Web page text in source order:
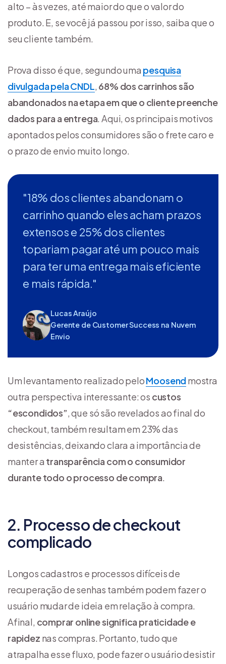
alto – às vezes, até maior do que o valor do
produto. E, se você já passou por isso, saiba que o
seu cliente também.
Prova disso é que, segundo uma pesquisa
divulgada pela CNDL, 68% dos carrinhos são
abandonados na etapa em que o cliente preenche
dados para a entrega. Aqui, os principais motivos
apontados pelos consumidores são o frete caro e
o prazo de envio muito longo.
"18% dos clientes abandonam o
carrinho quando eles acham prazos
extensos e 25% dos clientes
topariam pagar até um pouco mais
para ter uma entrega mais eficiente
e mais rápida."
Lucas Araújo
Gerente de Customer Success na Nuvem
Envio
Um levantamento realizado peloMoosendmostra
outra perspectiva interessante: os custos
“escondidos”, que só são revelados ao final do
checkout, também resultam em 23% das
desistências, deixando clara a importância de
manter a transparência com o consumidor
durante todo o processo de compra.
2. Processo de checkout
complicado
Longos cadastros e processos difíceis de
recuperação de senhas também podem fazer o
usuário mudar de ideia em relação à compra.
Afinal, comprar online significa praticidade e
rapidez nas compras. Portanto, tudo que
atrapalha esse fluxo, pode fazer o usuário desistir